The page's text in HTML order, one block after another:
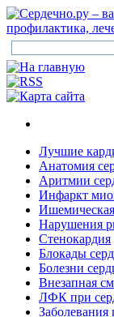
Лучшие
Анатомия
Аритмии
Инфаркт
Ишемическая
Нарушения
Стенокардия
Блокады
Болезни
Внезапная
ЛФК при
Заболевания